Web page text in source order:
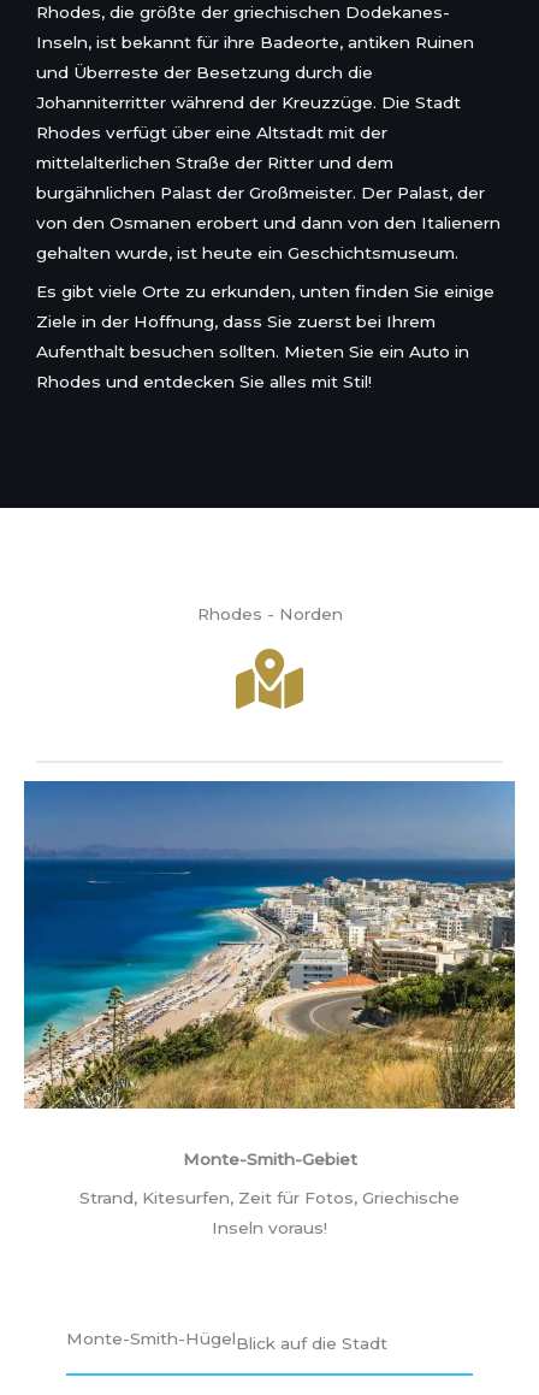
Rhodes, die größte der griechischen Dodekanes-
Inseln, ist bekannt für ihre Badeorte, antiken Ruinen
und Überreste der Besetzung durch die
Johanniterritter während der Kreuzzüge. Die Stadt
Rhodes verfügt über eine Altstadt mit der
mittelalterlichen Straße der Ritter und dem
burgähnlichen Palast der Großmeister. Der Palast, der
von den Osmanen erobert und dann von den Italienern
gehalten wurde, ist heute ein Geschichtsmuseum.
Es gibt viele Orte zu erkunden, unten finden Sie einige
Ziele in der Hoffnung, dass Sie zuerst bei Ihrem
Aufenthalt besuchen sollten. Mieten Sie ein Auto in
Rhodes und entdecken Sie alles mit Stil!
Rhodes - Norden
Monte-Smith-Gebiet
Strand, Kitesurfen, Zeit für Fotos, Griechische
Inseln voraus!
Monte-Smith-HügelBlick auf die Stadt